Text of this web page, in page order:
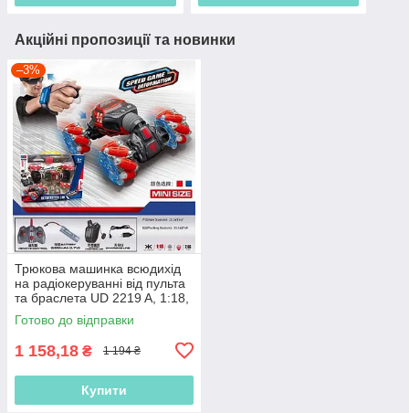
Акційні пропозиції та новинки
–3%
Трюкова машинка всюдихід
на радіокеруванні від пульта
та браслета UD 2219 A, 1:18,
роликові колеса, акум.3,7V
Готово до відправки
1 158,18 ₴ 1 194 ₴
Купити